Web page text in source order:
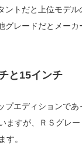
ントだと上位モデ
グレードだとメー
と15インチ
プエディションで
ますが、ＲＳグレ
す。